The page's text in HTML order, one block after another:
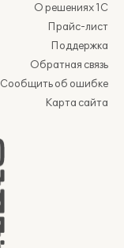
О решениях 1С
Прайс-лист
Поддержка
Обратная связь
Сообщить об ошибке
Карта сайта